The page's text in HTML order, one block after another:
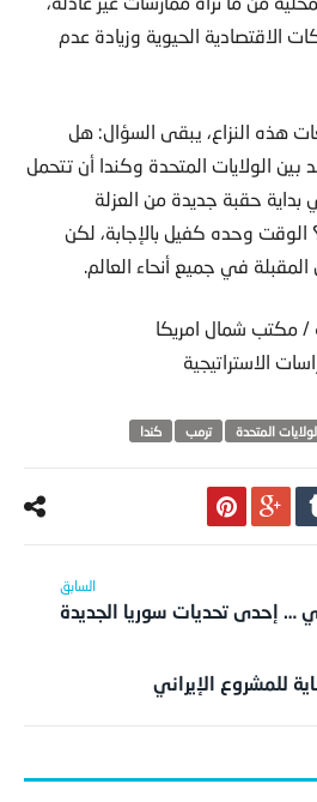
الاقتصادية الحيوية وزيادة عدم
هذه النزاع، يبقى السؤال: هل
بين الولايات المتحدة وكندا أن تتحمل
حقبة جديدة من العزلة
الوقت وحده كفيل بالإجابة، لكن
المقبلة في جميع أنحاء العالم.
/ مكتب شمال امريكا
الاستراتيجية
المتحدة ترمب كندا
… إحدى تحديات سوريا الجديدة
للمشروع الإيراني